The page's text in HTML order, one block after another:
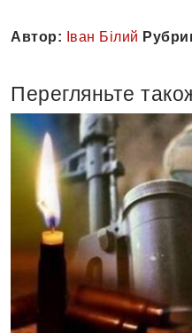
Автор: Іван Білий
Перегляньте